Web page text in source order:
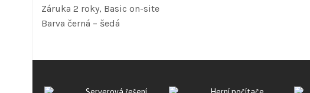
Záruka 2 roky, Basic on-site
Barva černá – šedá